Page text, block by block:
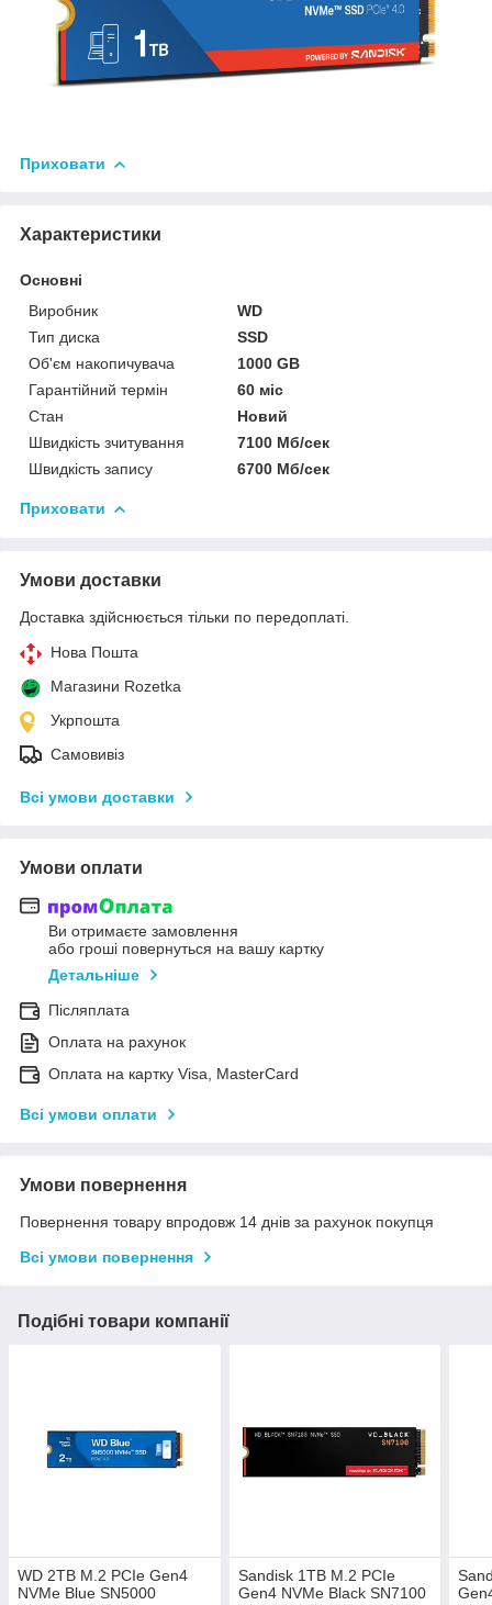
Приховати
Характеристики
Основні
Виробник
WD
Тип диска
SSD
Об'єм накопичувача
1000 GB
Гарантійний термін
60 міс
Стан
Новий
Швидкість зчитування
7100 Мб/сек
Швидкість запису
6700 Мб/сек
Приховати
Умови доставки
Доставка здійснюється тільки по передоплаті.
Нова Пошта
Магазини Rozetka
Укрпошта
Самовивіз
Всі умови доставки
Умови оплати
Ви отримаєте замовлення
або гроші повернуться на вашу картку
Детальніше
Післяплата
Оплата на рахунок
Оплата на картку Visa, MasterCard
Всі умови оплати
Умови повернення
Повернення товару впродовж 14 днів за рахунок покупця
Всі умови повернення
Подібні товари компанії
WD 2TB M.2 PCIe Gen4
NVMe Blue SN5000
Sandisk 1TB M.2 PCIe
Gen4 NVMe Black SN7100